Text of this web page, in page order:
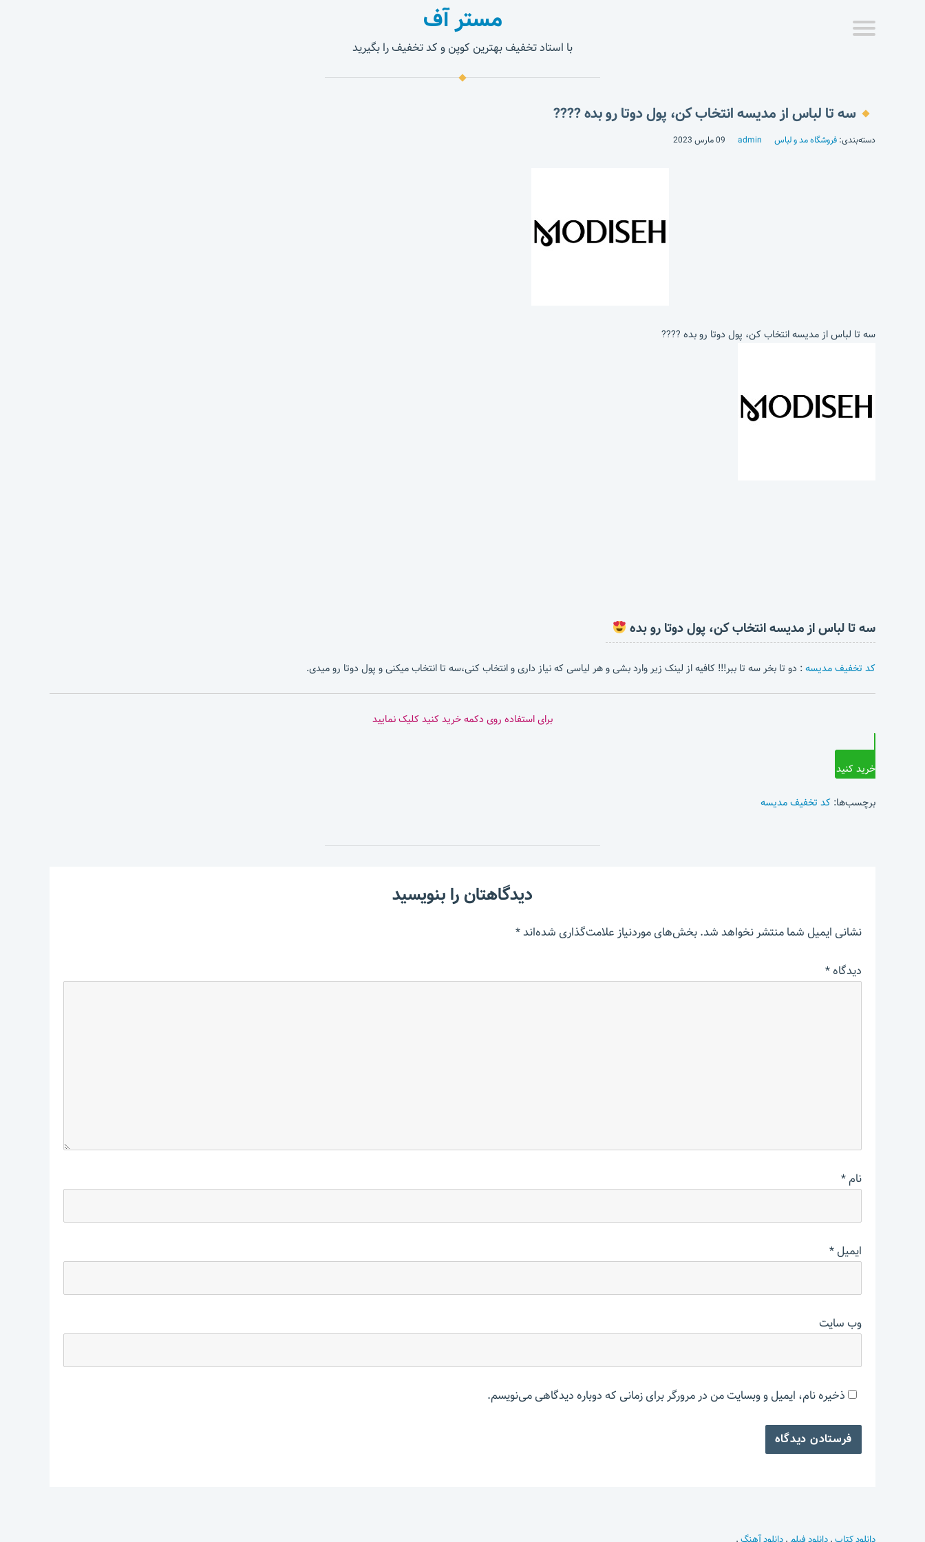
مستر آف
با استاد تخفیف بهترین کوپن و کد تخفیف را بگیرید
سه تا لباس از مدیسه انتخاب کن، پول دوتا رو بده ????
دسته‌بندی: فروشگاه مد و لباس admin 09 مارس 2023
سه تا لباس از مدیسه انتخاب کن، پول دوتا رو بده ????
سه تا لباس از مدیسه انتخاب کن، پول دوتا رو بده
کد تخفیف مدیسه: دو تا بخر سه تا ببر!!! کافیه از لینک زیر وارد بشی و هر لیاسی که نیاز داری و انتخاب کنی،سه تا انتخاب میکنی و پول دوتا رو میدی.
برای استفاده روی دکمه خرید کنید کلیک نمایید
خرید کنید
برچسب‌ها: کد تخفیف مدیسه
دیدگاهتان را بنویسید
نشانی ایمیل شما منتشر نخواهد شد.بخش‌های موردنیاز علامت‌گذاری شده‌اند*
دیدگاه*
نام*
ایمیل*
وب‌ سایت
ذخیره نام، ایمیل و وبسایت من در مرورگر برای زمانی که دوباره دیدگاهی می‌نویسم.
دانلود کتاب.دانلود فیلم .دانلود آهنگ.